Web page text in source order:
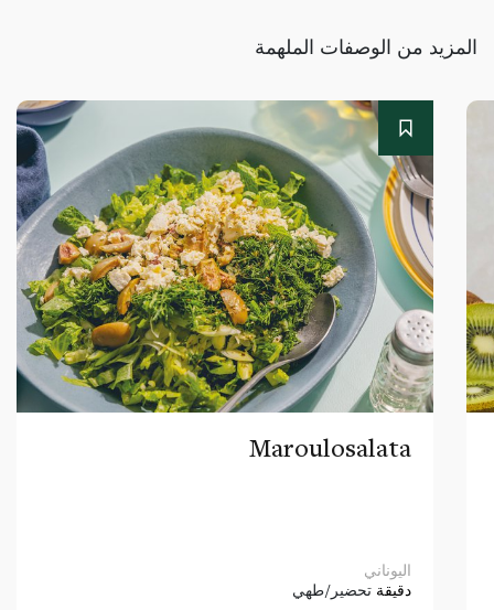
المزيد من الوصفات الملهمة
Maroulosalata
اليوناني
دقيقة تحضير/طهي